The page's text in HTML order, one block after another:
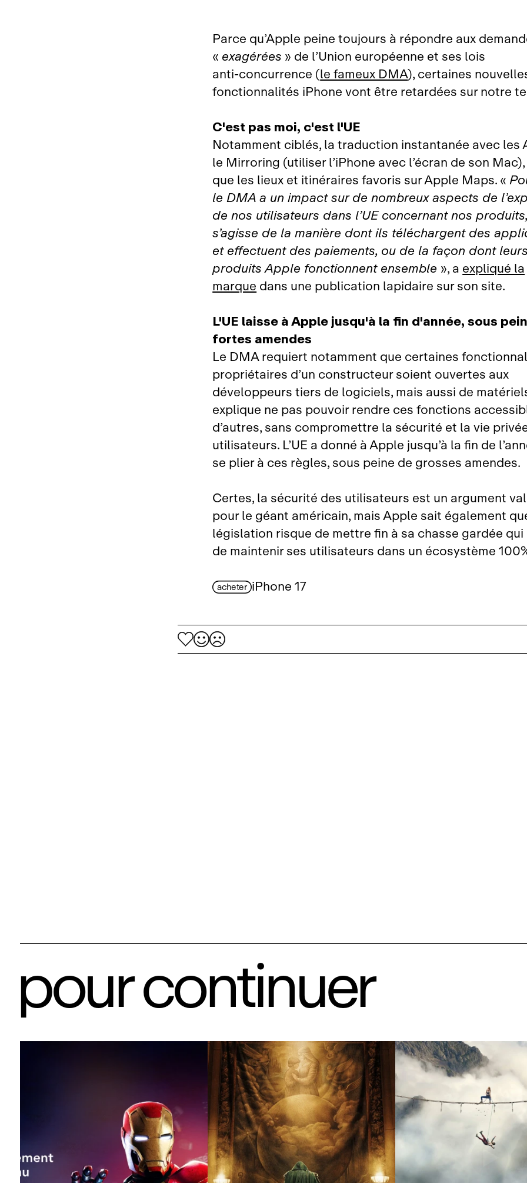
Parce qu’Apple peine toujours à répondre aux
« exagérées » de l’Union européenne et ses lois
anti‑concurrence (le fameux DMA), certaines
fonctionnalités iPhone vont être retardées sur notre
C'est pas moi, c'est l'UE
Notamment ciblés, la traduction instantanée avec les
le Mirroring (utiliser l’iPhone avec l’écran de son
que les lieux et itinéraires favoris sur Apple Maps. «
le DMA a un impact sur de nombreux aspects de
de nos utilisateurs dans l’UE concernant nos
s’agisse de la manière dont ils téléchargent des
et effectuent des paiements, ou de la façon dont leurs
produits Apple fonctionnent ensemble », aexpliqué la
marquedans une publication lapidaire sur son site.
L'UE laisse à Apple jusqu'à la fin d'année, sous
fortes amendes
Le DMA requiert notamment que certaines
propriétaires d’un constructeur soient ouvertes aux
développeurs tiers de logiciels, mais aussi de
explique ne pas pouvoir rendre ces fonctions
d’autres, sans compromettre la sécurité et la vie
utilisateurs. L’UE a donné à Apple jusqu’à la fin de
se plier à ces règles, sous peine de grosses amendes.
Certes, la sécurité des utilisateurs est un argument
pour le géant américain, mais Apple sait également
législation risque de mettre fin à sa chasse gardée
de maintenir ses utilisateurs dans un écosystème
acheter iPhone 17
pour continuer